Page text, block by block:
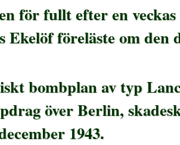
för fullt efter en
Ekelöf föreläste om den
bombplan av typ
över Berlin,
1943.